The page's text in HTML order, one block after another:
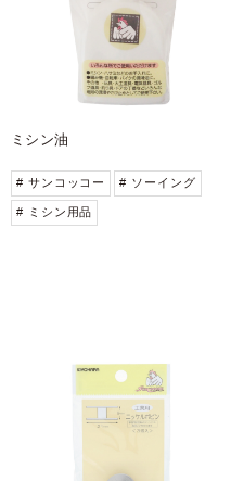
ミシン油
# サンコッコー # ソーイング
# ミシン用品